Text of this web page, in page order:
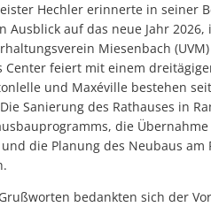
Hechler erinnerte in seiner
Ausblick auf das neue Jahr
Miesenbach
Center feiert mit einem
und Maxéville bestehen
Sanierung des Rathauses in
die
die Planung des Neubaus
bedankten sich der